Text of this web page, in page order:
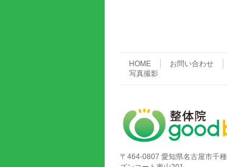
HOME お問い合わせ
写真撮影
〒464-0807 愛知県名古屋市千